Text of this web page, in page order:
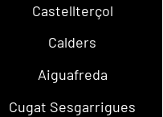
Castellterçol
Calders
Aiguafreda
Cugat Sesgarrigues